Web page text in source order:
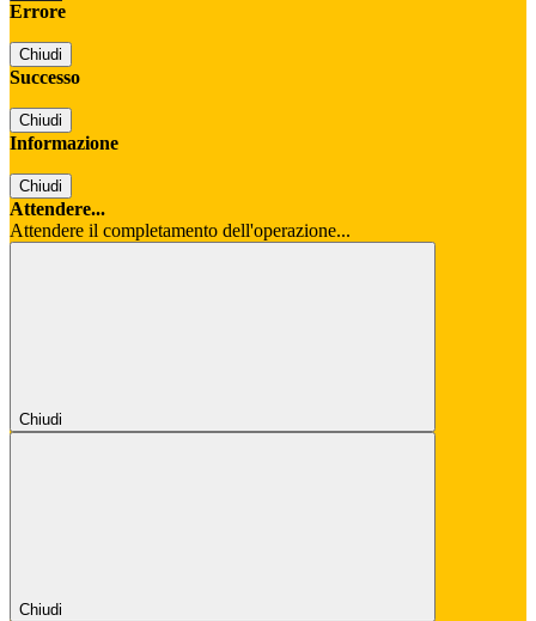
Errore
Chiudi
Successo
Chiudi
Informazione
Chiudi
Attendere...
Attendere il completamento dell'operazione...
Chiudi
Chiudi